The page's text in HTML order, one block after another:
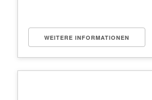
WEITERE INFORMATIONEN